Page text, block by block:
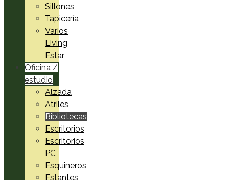
Sillones
Tapicería
Varios
Living
Estar
Oficina /
estudio
Alzada
Atriles
Bibliotecas
Escritorios
Escritorios
PC
Esquineros
Estantes